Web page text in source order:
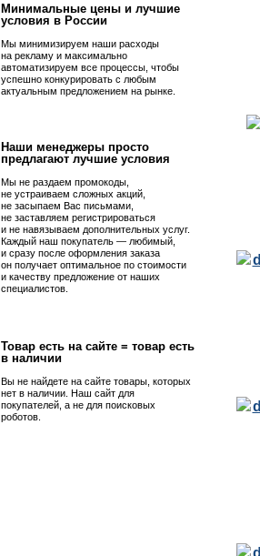
Минимальные цены и лучшие
условия в России
Мы минимизируем наши расходы
на рекламу и максимально
автоматизируем все процессы, чтобы
успешно конкурировать с любым
актуальным предложением на рынке.
Наши менеджеры просто
предлагают лучшие условия
Мы не раздаем промокоды,
не устраиваем сложных акций,
не засыпаем Вас письмами,
не заставляем регистрироваться
и не навязываем дополнительных услуг.
Каждый наш покупатель — любимый,
и сразу после оформления заказа
он получает оптимальное по стоимости
и качеству предложение от наших
специалистов.
Товар есть на сайте = товар есть
в наличии
Вы не найдете на сайте товары, которых
нет в наличии. Наш сайт для
покупателей, а не для поисковых
роботов.